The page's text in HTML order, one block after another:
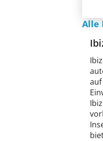
Alle